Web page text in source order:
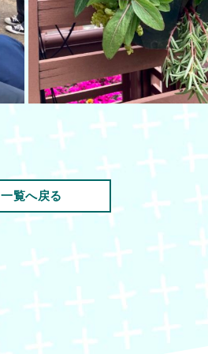
一覧へ戻る